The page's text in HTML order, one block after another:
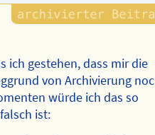
ich gestehen, dass mir die
von Archivierung
würde ich das so
ist: